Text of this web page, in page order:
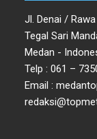
Jl. Denai /
Tegal Sari
Medan -
Telp : 061 –
Email :